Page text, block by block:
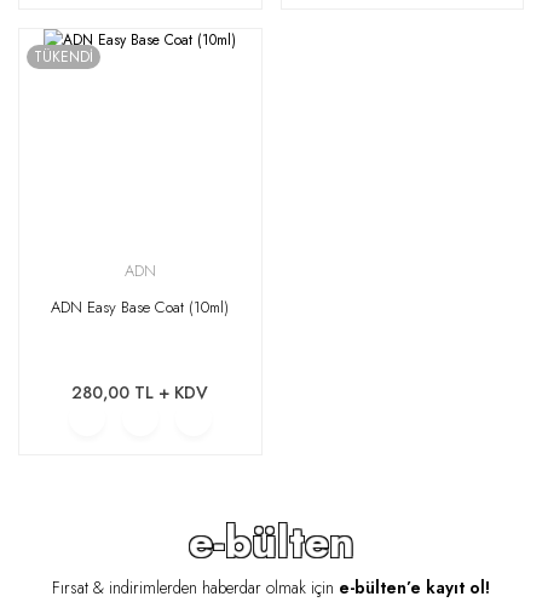
TÜKENDİ
ADN
ADN Easy Base Coat (10ml)
280,00 TL + KDV
e-bülten
Fırsat & indirimlerden haberdar olmak için e-bülten’e kayıt ol!